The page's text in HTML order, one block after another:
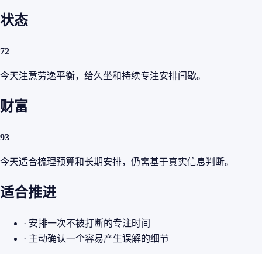
状态
72
今天注意劳逸平衡，给久坐和持续专注安排间歇。
财富
93
今天适合梳理预算和长期安排，仍需基于真实信息判断。
适合推进
· 安排一次不被打断的专注时间
· 主动确认一个容易产生误解的细节